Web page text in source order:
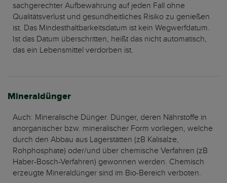
sachgerechter Aufbewahrung auf jeden Fall ohne
Qualitätsverlust und gesundheitliches Risiko zu genießen
ist. Das Mindesthaltbarkeitsdatum ist kein Wegwerfdatum.
Ist das Datum überschritten, heißt das nicht automatisch,
das ein Lebensmittel verdorben ist.
Mineraldünger
Auch: Mineralische Dünger. Dünger, deren Nährstoffe in
anorganischer bzw. mineralischer Form vorliegen, welche
durch den Abbau aus Lagerstätten (zB Kalisalze,
Rohphosphate) oder/und über chemische Verfahren (zB
Haber-Bosch-Verfahren) gewonnen werden. Chemisch
erzeugte Mineraldünger sind im Bio-Bereich verboten.